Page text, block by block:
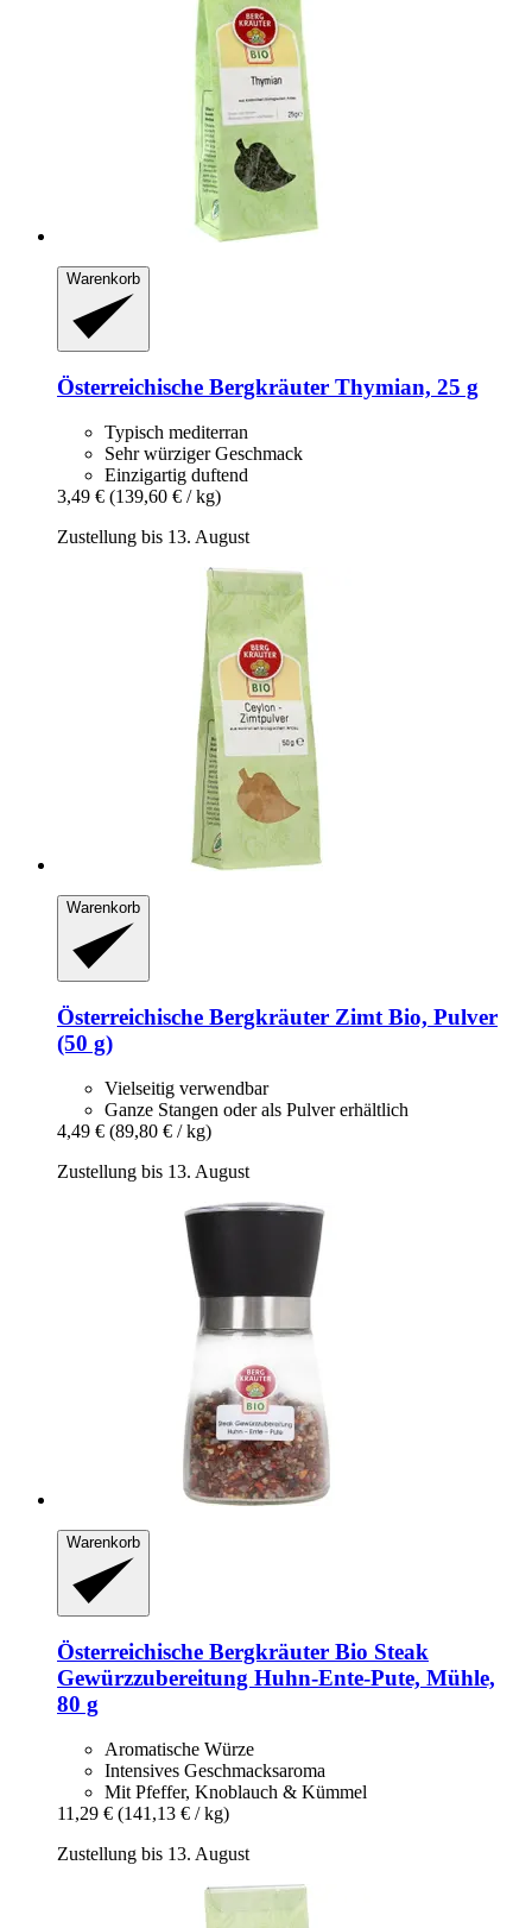
Warenkorb
Österreichische Bergkräuter Thymian, 25 g
Typisch mediterran
Sehr würziger Geschmack
Einzigartig duftend
3,49 € (139,60 € / kg)
Zustellung bis 13. August
Warenkorb
Österreichische Bergkräuter Zimt Bio, Pulver
(50 g)
Vielseitig verwendbar
Ganze Stangen oder als Pulver erhältlich
4,49 € (89,80 € / kg)
Zustellung bis 13. August
Warenkorb
Österreichische Bergkräuter Bio Steak
Gewürzzubereitung Huhn-​Ente-​Pute, Mühle,
80 g
Aromatische Würze
Intensives Geschmacksaroma
Mit Pfeffer, Knoblauch & Kümmel
11,29 € (141,13 € / kg)
Zustellung bis 13. August